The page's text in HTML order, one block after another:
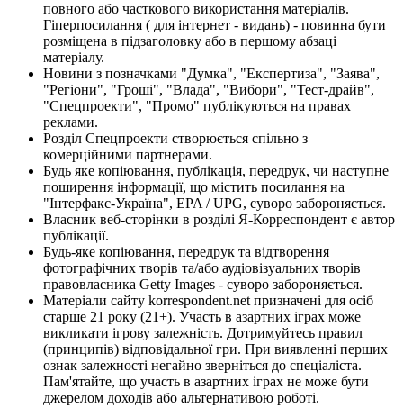
повного або часткового використання матеріалів.
Гіперпосилання ( для інтернет - видань) - повинна бути
розміщена в підзаголовку або в першому абзаці
матеріалу.
Новини з позначками "Думка", "Експертиза", "Заява",
"Регіони", "Гроші", "Влада", "Вибори", "Тест-драйв",
"Спецпроекти", "Промо" публікуються на правах
реклами.
Розділ Спецпроекти створюється спільно з
комерційними партнерами.
Будь яке копіювання, публікація, передрук, чи наступне
поширення інформації, що містить посилання на
"Інтерфакс-Україна", EPA / UPG, суворо забороняється.
Власник веб-сторінки в розділі Я-Корреспондент є автор
публікації.
Будь-яке копіювання, передрук та відтворення
фотографічних творів та/або аудіовізуальних творів
правовласника Getty Images - суворо забороняється.
Матеріали сайту korrespondent.net призначені для осіб
старше 21 року (21+). Участь в азартних іграх може
викликати ігрову залежність. Дотримуйтесь правил
(принципів) відповідальної гри. При виявленні перших
ознак залежності негайно зверніться до спеціаліста.
Пам'ятайте, що участь в азартних іграх не може бути
джерелом доходів або альтернативою роботі.